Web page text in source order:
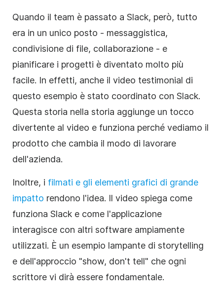
Quando il team è passato a Slack, però, tutto
era in un unico posto - messaggistica,
condivisione di file, collaborazione - e
pianificare i progetti è diventato molto più
facile. In effetti, anche il video testimonial di
questo esempio è stato coordinato con Slack.
Questa storia nella storia aggiunge un tocco
divertente al video e funziona perché vediamo il
prodotto che cambia il modo di lavorare
dell'azienda.
Inoltre, i filmati e gli elementi grafici di grande
impatto rendono l'idea. Il video spiega come
funziona Slack e come l'applicazione
interagisce con altri software ampiamente
utilizzati. È un esempio lampante di storytelling
e dell'approccio "show, don't tell" che ogni
scrittore vi dirà essere fondamentale.